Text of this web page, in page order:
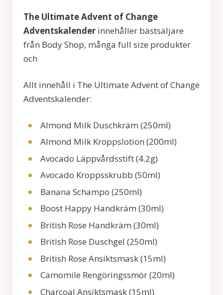
The Ultimate Advent of Change
Adventskalender innehåller bästsäljare
från Body Shop, många full size produkter
och
Allt innehåll i The Ultimate Advent of Change
Adventskalender:
Almond Milk Duschkräm (250ml)
Almond Milk Kroppslotion (200ml)
Avocado Läppvårdsstift (4.2g)
Avocado Kroppsskrubb (50ml)
Banana Schampo (250ml)
Boost Happy Handkräm (30ml)
British Rose Handkräm (30ml)
British Rose Duschgel (250ml)
British Rose Ansiktsmask (15ml)
Camomile Rengöringssmör (20ml)
Charcoal Ansiktsmask (15ml)